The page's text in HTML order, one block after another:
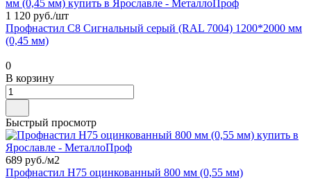
1 120 руб./шт
Профнастил С8 Сигнальный серый (RAL 7004) 1200*2000 мм
(0,45 мм)
0
В корзину
Быстрый просмотр
689 руб./м2
Профнастил Н75 оцинкованный 800 мм (0,55 мм)